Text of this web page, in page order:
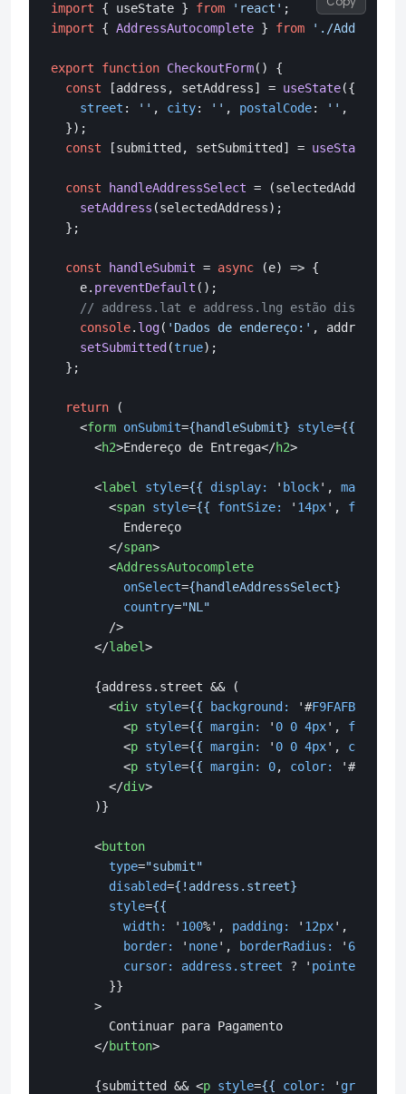
import { useState } from 'react'
import { AddressAutocomplete } from './
export function CheckoutForm( ) {
const [address, setAddress] = useState({
street : '' , city: '' , postalCode: '' ,
  });
const [submitted, setSubmitted] = useState
const handleAddressSelect = (selectedAddress
setAddress (selectedAddress);
  };
const handleSubmit = async (e) => {
    e.
preventDefault ();
// address.lat e address.lng estão
console. log( 'Dados de endereço:' , address);
setSubmitted (true);
  };
return (
<form onSubmit={handleSubmit} style={{
<h2>Endereço de Entrega</h2>
<label style={{ display: ' block',
<span style={{ fontSize: ' 14px',
          Endereço
</span>
<AddressAutocomplete
onSelect={handleAddressSelect}
country="NL"
        />
</label>
      {address.street && (
<div style={{ background: '#F9FAFB
<p style={{ margin: ' 0 0 4px',
<p style={{ margin: ' 0 0 4px', color:
<p style={{ margin: 0, color: '#
</div>
      )}
<button
type="submit"
disabled={!address.street}
style={{
width:
' 100%', padding: ' 12px',
border:
' none', borderRadius: ' 6px
cursor:
address.street ? ' pointer
        }}
      >
        Continuar para Pagamento
</button>
      {submitted &&
<p style={{ color: ' green